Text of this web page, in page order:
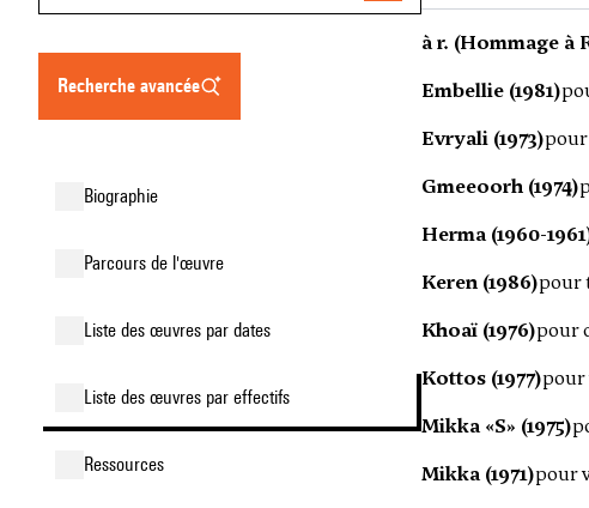
recherche avancée
biographie
parcours de l'œuvre
liste des œuvres par dates
liste des œuvres par effectifs
ressources
à r. (Hommage à
Embellie (1981)
Evryali (1973)
Gmeeoorh (1974)
Herma (1960-
Keren (1986)pour
Khoaï (1976)pour
Kottos (1977)pour
Mikka «S» (1975)
Mikka (1971)pour